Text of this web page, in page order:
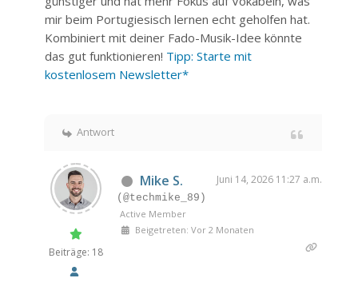
mir beim Portugiesisch lernen echt geholfen hat.
Kombiniert mit deiner Fado-Musik-Idee könnte
das gut funktionieren! Tipp: Starte mit
kostenlosem Newsletter*
Antwort
Beiträge: 18
Mike S. Juni 14, 2026 11:27 a.m.
(@techmike_89)
Active Member
Beigetreten: Vor 2 Monaten